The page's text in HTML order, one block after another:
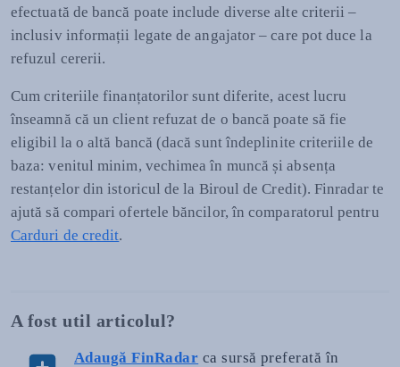
efectuată de bancă poate include diverse alte criterii –
inclusiv informații legate de angajator – care pot duce la
refuzul cererii.
Cum criteriile finanțatorilor sunt diferite, acest lucru
înseamnă că un client refuzat de o bancă poate să fie
eligibil la o altă bancă (dacă sunt îndeplinite criteriile de
baza: venitul minim, vechimea în muncă și absența
restanțelor din istoricul de la Biroul de Credit). Finradar te
ajută să compari ofertele băncilor, în comparatorul pentru
Carduri de credit.
A fost util articolul?
Adaugă FinRadar ca sursă preferată în